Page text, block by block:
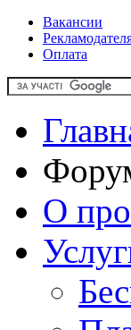
Вакансии
Оплата
О